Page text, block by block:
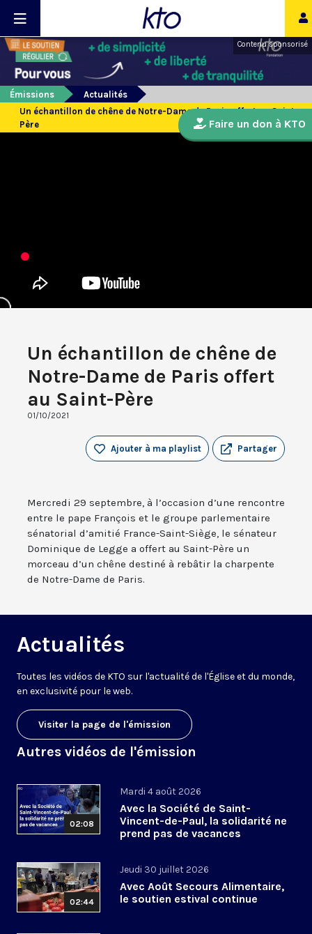
Contenu sponsorisé
Émissions
Actualités
Un échantillon de chêne de Notre-Dame de Paris offert au Saint-
Père
Un échantillon de chêne de
Notre-Dame de Paris offert
au Saint-Père
01/10/2021
Partager
Ajouter à ma playlist
Mercredi 29 septembre, à l’occasion d’une rencontre
entre le pape François et le groupe parlementaire
sénatorial d’amitié France-Saint-Siège, le sénateur
Dominique de Legge a offert au Saint-Père un
morceau d’un chêne destiné à rebâtir la charpente
de Notre-Dame de Paris.
Actualités
Toutes les vidéos de KTO sur l'actualité de l'Église et du monde,
en exclusivité pour le web.
Visiter la page de l'émission
Autres vidéos de l'émission
02:08
Mardi 4 août 2026
Avec la Société de Saint-
Vincent-de-Paul, la solidarité ne
prend pas de vacances
02:44
Jeudi 30 juillet 2026
Avec Août Secours Alimentaire,
le soutien estival continue
Faire un don à KTO